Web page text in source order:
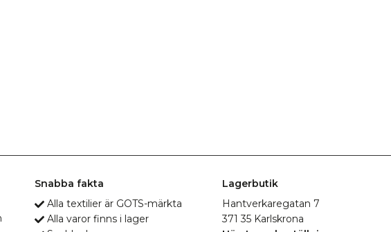
Snabba fakta
Alla textilier är GOTS-märkta
Alla varor finns i lager
Lagerbutik
Hantverkaregatan 7
371 35 Karlskrona